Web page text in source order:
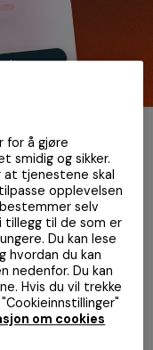
via
blitt det mest
for å betale er
Raskt, enkelt og
for å gjøre
smidig og sikker.
at tjenestene skal
opplevelsen
selv
tillegg til de som er
Du kan lese
hvordan du kan
nedenfor. Du kan
Hvis du vil trekke
om cookies